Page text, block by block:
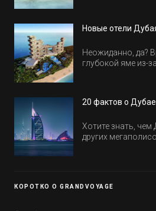
Новые отели
Неожиданно, да?
глубокой яме из-
обычно на первые
20 фактов о Дубае
Хотите знать, чем
других
КОРОТКО О GRANDVOYAGE